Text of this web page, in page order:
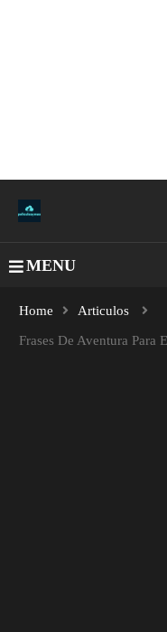
MENU
Home Articulos
Frases De Aventura Para